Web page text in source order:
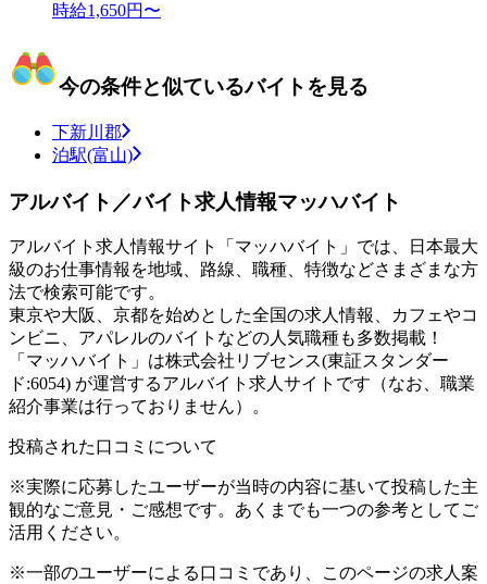
時給1,650円〜
今の条件と似ているバイトを見る
下新川郡
泊駅(富山)
アルバイト／バイト求人情報マッハバイト
アルバイト求人情報サイト「マッハバイト」では、日本最大
級のお仕事情報を地域、路線、職種、特徴などさまざまな方
法で検索可能です。
東京や大阪、京都を始めとした全国の求人情報、カフェやコ
ンビニ、アパレルのバイトなどの人気職種も多数掲載！
「マッハバイト」は株式会社リブセンス(東証スタンダー
ド:6054) が運営するアルバイト求人サイトです（なお、職業
紹介事業は行っておりません）。
投稿された口コミについて
※実際に応募したユーザーが当時の内容に基いて投稿した主
観的なご意見・ご感想です。あくまでも一つの参考としてご
活用ください。
※一部のユーザーによる口コミであり、このページの求人案